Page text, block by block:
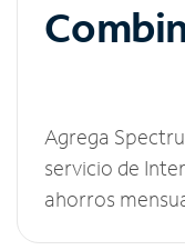
Agrega
servicio de
ahorros